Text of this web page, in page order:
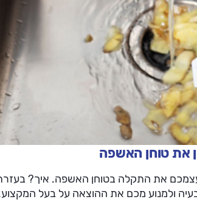
את טוחן האשפה
את התקלה בטוחן האשפה. איך?
ולמנוע מכם את ההוצאה על בעל